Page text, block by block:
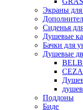
Экраны для
Сиденья
Душевые
Бачки для
Душевые
Поддоны
Биде